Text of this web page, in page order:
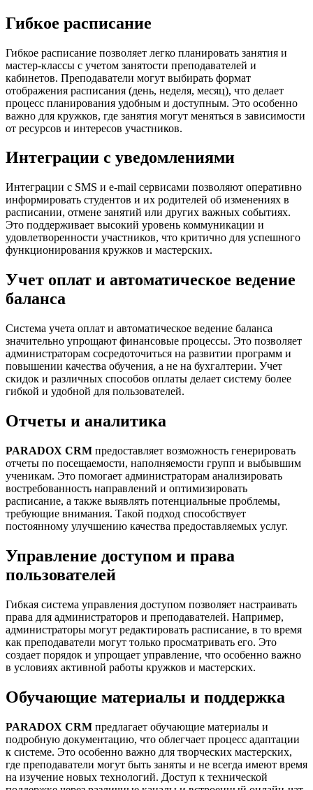
Гибкое расписание
Гибкое расписание позволяет легко планировать занятия и
мастер-классы с учетом занятости преподавателей и
кабинетов. Преподаватели могут выбирать формат
отображения расписания (день, неделя, месяц), что делает
процесс планирования удобным и доступным. Это особенно
важно для кружков, где занятия могут меняться в зависимости
от ресурсов и интересов участников.
Интеграции с уведомлениями
Интеграции с SMS и e-mail сервисами позволяют оперативно
информировать студентов и их родителей об изменениях в
расписании, отмене занятий или других важных событиях.
Это поддерживает высокий уровень коммуникации и
удовлетворенности участников, что критично для успешного
функционирования кружков и мастерских.
Учет оплат и автоматическое ведение
баланса
Система учета оплат и автоматическое ведение баланса
значительно упрощают финансовые процессы. Это позволяет
администраторам сосредоточиться на развитии программ и
повышении качества обучения, а не на бухгалтерии. Учет
скидок и различных способов оплаты делает систему более
гибкой и удобной для пользователей.
Отчеты и аналитика
PARADOX CRM предоставляет возможность генерировать
отчеты по посещаемости, наполняемости групп и выбывшим
ученикам. Это помогает администраторам анализировать
востребованность направлений и оптимизировать
расписание, а также выявлять потенциальные проблемы,
требующие внимания. Такой подход способствует
постоянному улучшению качества предоставляемых услуг.
Управление доступом и права
пользователей
Гибкая система управления доступом позволяет настраивать
права для администраторов и преподавателей. Например,
администраторы могут редактировать расписание, в то время
как преподаватели могут только просматривать его. Это
создает порядок и упрощает управление, что особенно важно
в условиях активной работы кружков и мастерских.
Обучающие материалы и поддержка
PARADOX CRM предлагает обучающие материалы и
подробную документацию, что облегчает процесс адаптации
к системе. Это особенно важно для творческих мастерских,
где преподаватели могут быть заняты и не всегда имеют время
на изучение новых технологий. Доступ к технической